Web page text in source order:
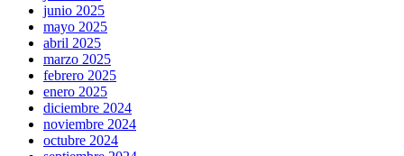
junio 2025
mayo 2025
abril 2025
marzo 2025
febrero 2025
enero 2025
diciembre 2024
noviembre 2024
octubre 2024